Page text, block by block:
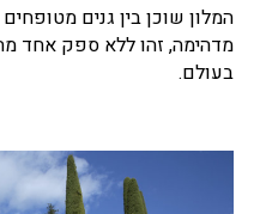
המלון שוכן בין גנים
מדהימה, זהו ללא ספק אחד
בעולם.